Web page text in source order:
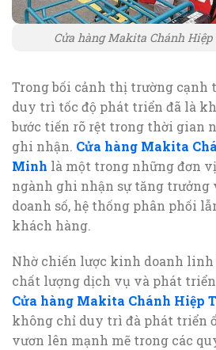
Cửa hàng Makita Chánh
Trong bối cảnh thị trường cạnh
duy trì tốc độ phát triển đã là
bước tiến rõ rệt trong thời gian
ghi nhận. Cửa hàng Makita
Minh là một trong những đơn
ngành ghi nhận sự tăng trưởng
doanh số, hệ thống phân phối
khách hàng.
Nhờ chiến lược kinh doanh
chất lượng dịch vụ và phát
Cửa hàng Makita Chánh Hiệp
không chỉ duy trì đà phát triển
vươn lên mạnh mẽ trong các